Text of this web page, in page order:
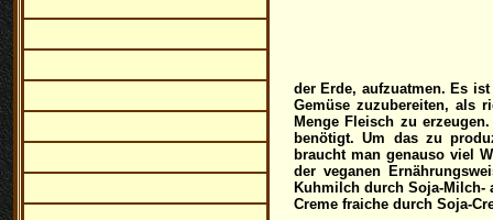
der Erde, aufzuatmen. Es
Gemüse zuzubereiten, als
Menge Fleisch zu
benötigt. Um das zu
braucht man genauso viel
der veganen
Kuhmilch durch Soja-Milch-
Creme fraiche durch Soja-